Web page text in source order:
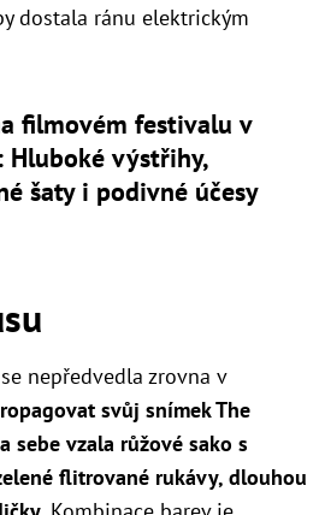
dostala ránu elektrickým
filmovém festivalu v
Hluboké výstřihy,
šaty i podivné účesy
nepředvedla zrovna v
svůj snímek The
sebe vzala růžové sako s
flitrované rukávy, dlouhou